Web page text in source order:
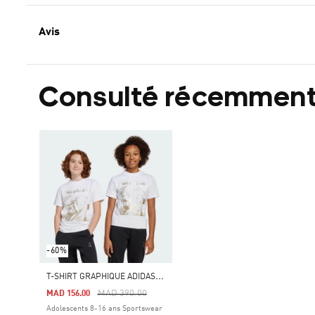
Avis
Consulté
-60%
T
-SHIRT GRAPHIQUE ADIDAS STAR WARS MANDALORIAN
Price Reduced From
MAD 390.00To
MAD 156.00
Adolescents 8-16 ans Sportswear